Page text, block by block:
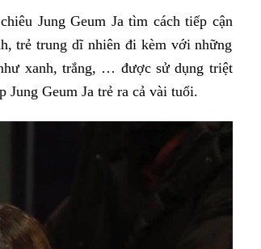
Jung Geum Ja tìm cách tiếp cận
trẻ trung dĩ nhiên đi kèm với những
xanh, trắng, … được sử dụng triệt
Jung Geum Ja trẻ ra cả vài tuổi.